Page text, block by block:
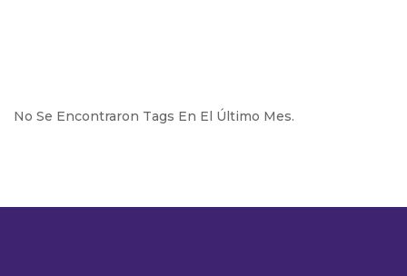
No Se Encontraron Tags En El Último Mes.